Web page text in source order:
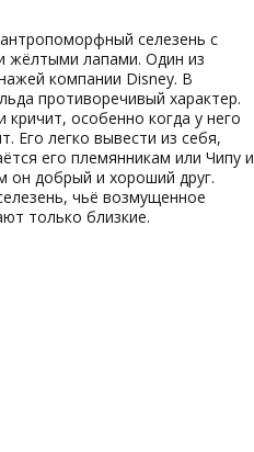
селезень с
лапами. Один из
компании Disney. В
противоречивый характер.
кричит, особенно когда у него
Его легко вывести из себя,
его племянникам или Чипу и
он добрый и хороший друг.
чьё возмущенное
только близкие.